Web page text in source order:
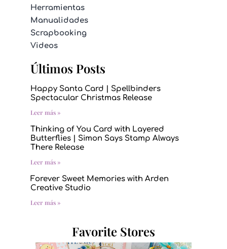
Herramientas
Manualidades
Scrapbooking
Videos
Últimos Posts
Happy Santa Card | Spellbinders
Spectacular Christmas Release
Leer más »
Thinking of You Card with Layered
Butterflies | Simon Says Stamp Always
There Release
Leer más »
Forever Sweet Memories with Arden
Creative Studio
Leer más »
Favorite Stores